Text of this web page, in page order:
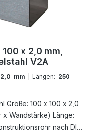
x 2,0 mm,
V2A
mm | Längen: 250
Größe: 100 x 100 x 2,0
x Wandstärke) Länge: